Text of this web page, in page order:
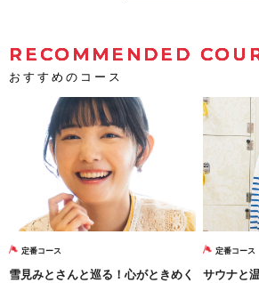
RECOMMENDED
おすすめのコース
定番コース
雪見みとさんと巡る！心がときめく
定番コース
サウナと